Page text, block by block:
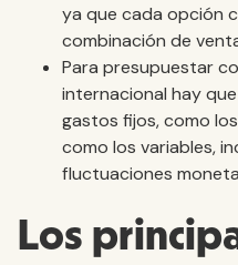
ya que cada opción
combinación de
Para presupuestar
internacional hay
gastos fijos, como
como los variables,
fluctuaciones
Los